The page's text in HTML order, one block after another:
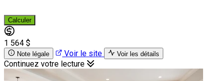
Calculer
1 564 $
Note légale Voir le site Voir les détails
Continuez votre lecture